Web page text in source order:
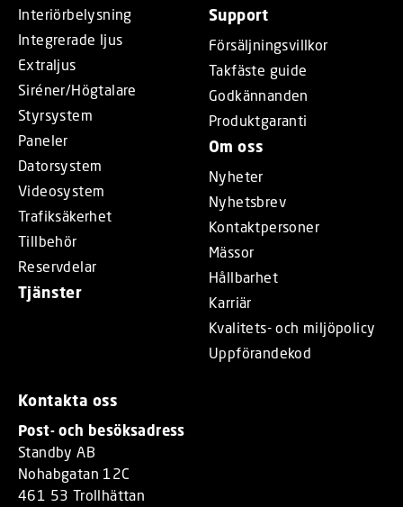
Interiörbelysning
Integrerade ljus
Extraljus
Siréner/Högtalare
Styrsystem
Paneler
Datorsystem
Videosystem
Trafiksäkerhet
Tillbehör
Reservdelar
Tjänster
Support
Försäljningsvillkor
Takfäste guide
Godkännanden
Produktgaranti
Om oss
Nyheter
Nyhetsbrev
Kontaktpersoner
Mässor
Hållbarhet
Karriär
Kvalitets- och miljöpolicy
Uppförandekod
Kontakta oss
Post- och besöksadress
Standby AB
Nohabgatan 12C
461 53 Trollhättan